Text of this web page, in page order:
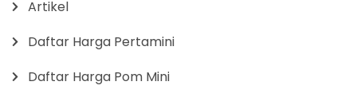
Artikel
Daftar Harga Pertamini
Daftar Harga Pom Mini